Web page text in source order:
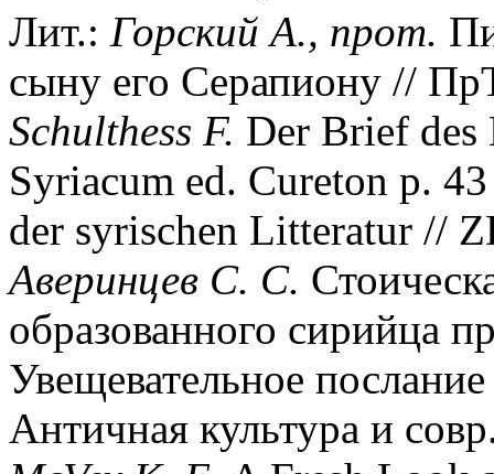
Лит.: Горский А., прот.
сыну его Серапиону //
Schulthess F. Der Brief des
Syriacum ed. Cureton p.
der syrischen Litteratur //
Аверинцев С. С.
образованного сирийца
Увещевательное
Античная культура и